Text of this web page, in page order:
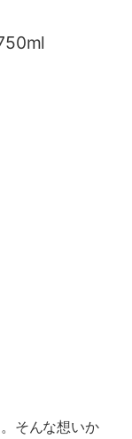
そんな想いか